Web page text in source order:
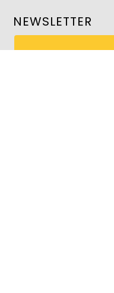
NEWSLETTER